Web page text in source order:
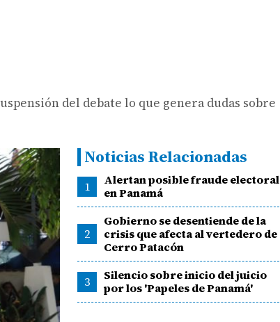
del debate lo que genera dudas sobre
Noticias Relacionadas
1
Alertan posible fraude electoral
en Panamá
2
Gobierno se desentiende de la
crisis que afecta al vertedero de
Cerro Patacón
3
Silencio sobre inicio del juicio
por los 'Papeles de Panamá'